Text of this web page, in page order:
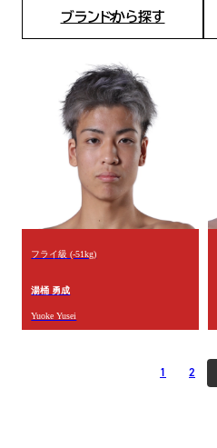
ブランドから探す
フライ級 (-51kg)
湯桶 勇成
Yuoke Yusei
1 2